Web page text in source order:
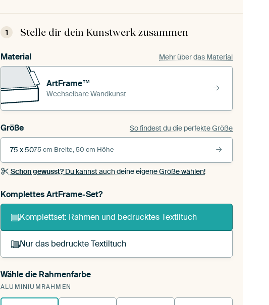
1 Stelle dir dein Kunstwerk zusammen
Material Mehr über das Material
ArtFrame™
Wechselbare Wandkunst
Größe So findest du die perfekte Größe
75 x 5075 cm Breite, 50 cm Höhe
Schon gewusst?Du kannst auch deine eigene Größe wählen!
Komplettes ArtFrame-Set?
Komplettset: Rahmen und bedrucktes Textiltuch
Nur das bedruckte Textiltuch
Du spannst einen wechselbaren Textiltuch in deinen
vorhandenen ArtFrame™.
Wähle die Rahmenfarbe
ALUMINIUMRAHMEN